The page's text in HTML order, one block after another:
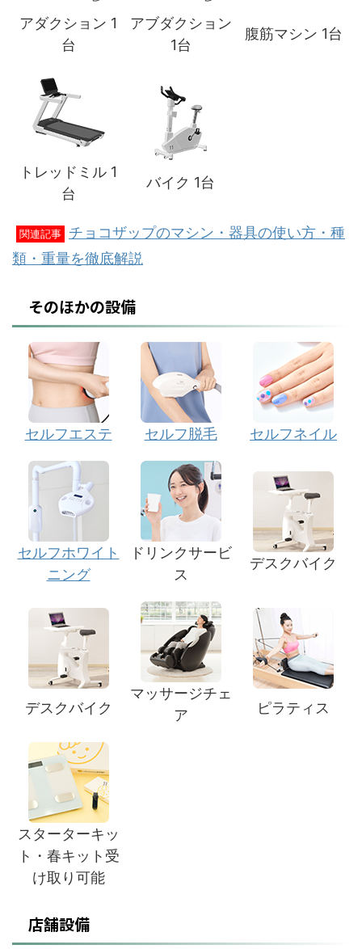
アダクション 1
台
アブダクション
1台
腹筋マシン 1台
トレッドミル 1
台
バイク 1台
関連記事
チョコザップのマシン・器具の使い方・種
類・重量を徹底解説
そのほかの設備
セルフエステ セルフ脱毛 セルフネイル
セルフホワイト
ニング
ドリンクサービ
ス
デスクバイク
デスクバイク
マッサージチェ
ア
ピラティス
スターターキッ
ト・春キット受
け取り可能
店舗設備